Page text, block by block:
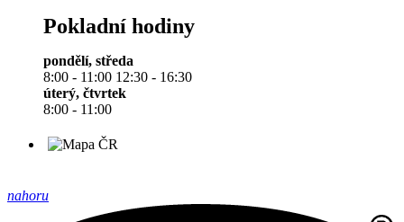
Pokladní hodiny
pondělí, středa
8:00 - 11:00 12:30 - 16:30
úterý, čtvrtek
8:00 - 11:00
nahoru